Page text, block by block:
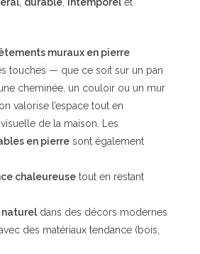
muraux en pierre
touches — que ce soit sur un pan
cheminée, un couloir ou un mur
valorise l’espace tout en
de la maison. Les
en pierre sont également
chaleureuse tout en restant
dans des décors modernes
des matériaux tendance (bois,